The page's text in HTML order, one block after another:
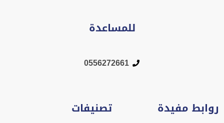
للمساعدة
0556272661
روابط مفيدة تصنيفات